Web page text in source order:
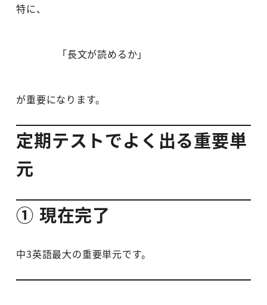
特に、
「長文が読めるか」
が重要になります。
定期テストでよく出る重要単
元
① 現在完了
中3英語最大の重要単元です。